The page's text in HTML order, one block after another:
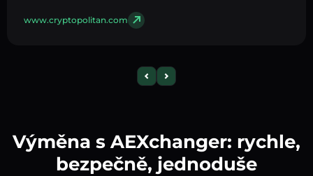
www.cryptopolitan.com
Výměna s AEXchanger: rychle,
bezpečně, jednoduše